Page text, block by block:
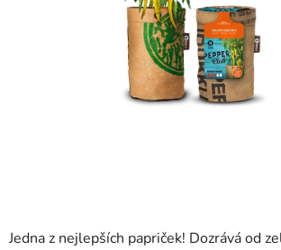
Jedna z nejlepších papriček! Dozrává od